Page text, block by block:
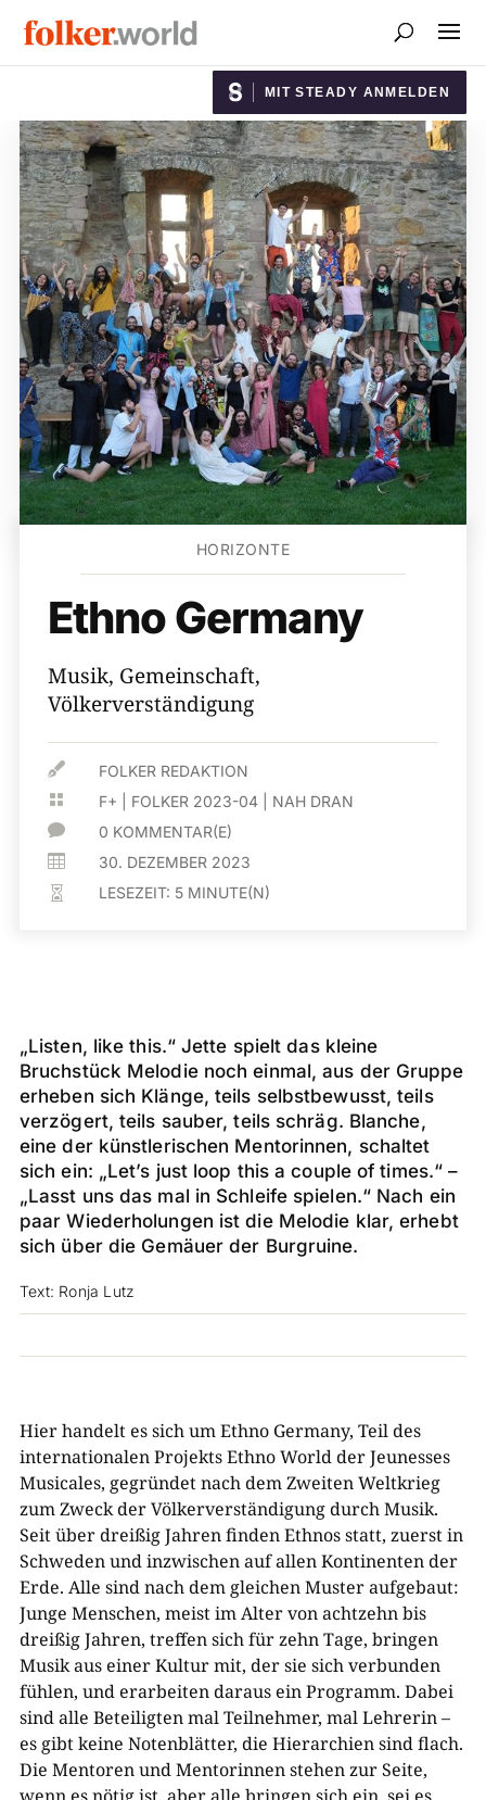
MIT STEADY ANMELDEN
HORIZONTE
Ethno Germany
Musik, Gemeinschaft,
Völkerverständigung
 FOLKER REDAKTION
 F+ FOLKER 2023-04 NAH DRAN
 0 KOMMENTAR(E)
 30. DEZEMBER 2023
 LESEZEIT: 5 MINUTE(N)
„Listen, like this.“ Jette spielt das kleine
Bruchstück Melodie noch einmal, aus der Gruppe
erheben sich Klänge, teils selbstbewusst, teils
verzögert, teils sauber, teils schräg. Blanche,
eine der künstlerischen Mentorinnen, schaltet
sich ein: „Let’s just loop this a couple of times.“ –
„Lasst uns das mal in Schleife spielen.“ Nach ein
paar Wiederholungen ist die Melodie klar, erhebt
sich über die Gemäuer der Burgruine.
Text: Ronja Lutz
Hier handelt es sich um Ethno Germany, Teil des
internationalen Projekts Ethno World der Jeunesses
Musicales, gegründet nach dem Zweiten Weltkrieg
zum Zweck der Völkerverständigung durch Musik.
Seit über dreißig Jahren finden Ethnos statt, zuerst in
Schweden und inzwischen auf allen Kontinenten der
Erde. Alle sind nach dem gleichen Muster aufgebaut:
Junge Menschen, meist im Alter von achtzehn bis
dreißig Jahren, treffen sich für zehn Tage, bringen
Musik aus einer Kultur mit, der sie sich verbunden
fühlen, und erarbeiten daraus ein Programm. Dabei
sind alle Beteiligten mal Teilnehmer, mal Lehrerin –
es gibt keine Notenblätter, die Hierarchien sind flach.
Die Mentoren und Mentorinnen stehen zur Seite,